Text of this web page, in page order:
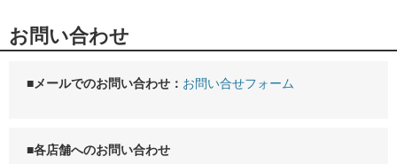
お問い合わせ
■メールでのお問い合わせ： お問い合せフォーム
■各店舗へのお問い合わせ